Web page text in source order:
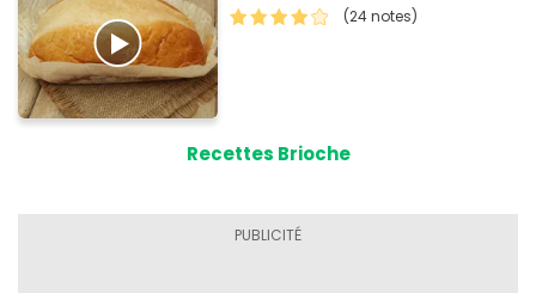
(24 notes)
Recettes Brioche